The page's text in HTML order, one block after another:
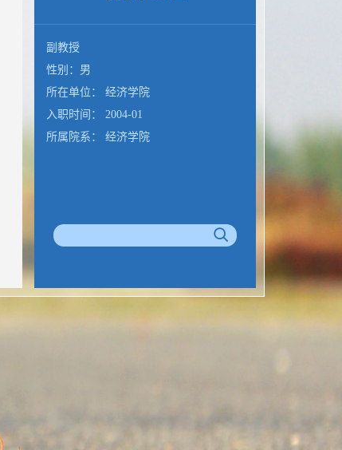
副教授
性别：男
所在单位： 经济学院
入职时间： 2004-01
所属院系： 经济学院